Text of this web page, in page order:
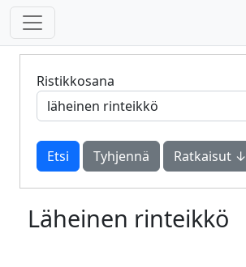
Ristikkosana
Tyhjennä Ratkaisut ↓
Läheinen rinteikkö